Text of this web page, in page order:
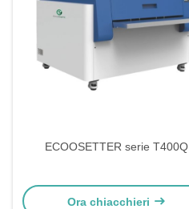
ECOOSETTER serie T400Q
Ora chiacchieri